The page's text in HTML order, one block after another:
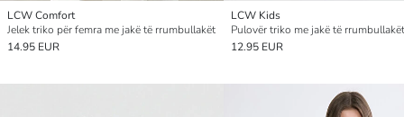
LCW Comfort
Jelek triko për femra me jakë të rrumbullakët
14.95 EUR
LCW Kids
12.95 EUR